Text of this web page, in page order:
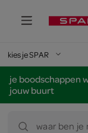
kies je SPAR
je boodschappen
jouw buurt
waar ben je